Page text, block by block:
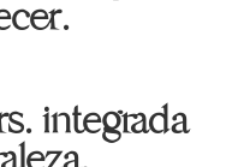
integrada